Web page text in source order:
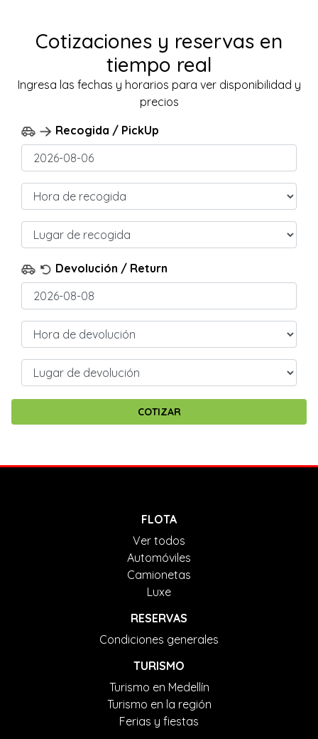
Cotizaciones y reservas en
tiempo real
Ingresa las fechas y horarios para ver disponibilidad y
precios
Recogida / PickUp
Devolución / Return
FLOTA
Ver todos
Automóviles
Camionetas
Luxe
RESERVAS
Condiciones generales
TURISMO
Turismo en Medellín
Turismo en la región
Ferias y fiestas